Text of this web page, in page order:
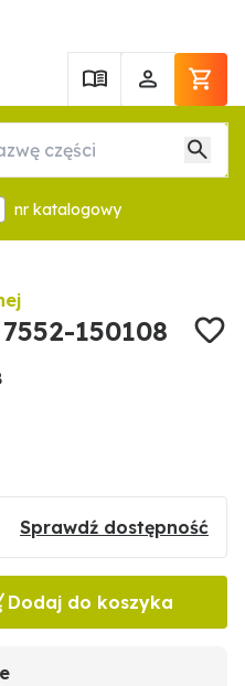
nr katalogowy
150108
Sprawdź dostępność
Dodaj do koszyka